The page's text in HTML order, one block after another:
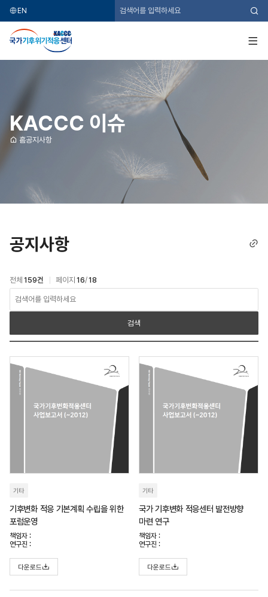
EN
국
가
체
KACCC 이슈
홈공지사항
공지사항
링
검색
전체 159건 페이지 16/18
기타
기후변화 적응 기본계획 수립을 위한
포럼운영
책임자 :
연구진 :
다운로드
기타
국가 기후변화 적응센터 발전방향
마련 연구
책임자 :
연구진 :
다운로드